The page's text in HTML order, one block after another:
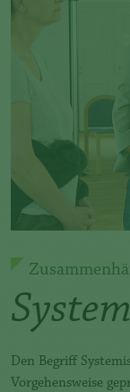
Den Begriff
Vorgehensweise